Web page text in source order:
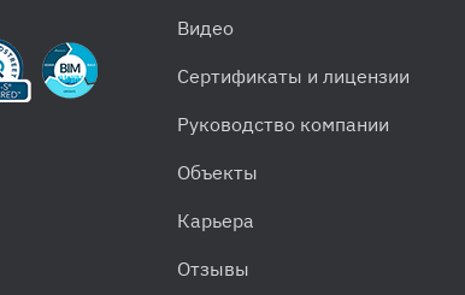
Видео
Сертификаты и лицензии
Руководство компании
Объекты
Карьера
Отзывы